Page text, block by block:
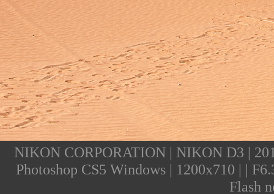
NIKON CORPORATION | NIKON D3 |
Photoshop CS5 Windows | 1200x710 | |
Flash